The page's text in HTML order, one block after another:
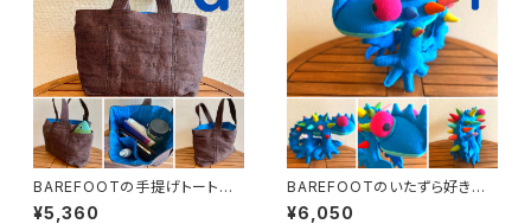
BAREFOOTの手提げトートバ
ッグ
¥5,360
BAREFOOTのいたずら好きの
デビルくん
¥6,050